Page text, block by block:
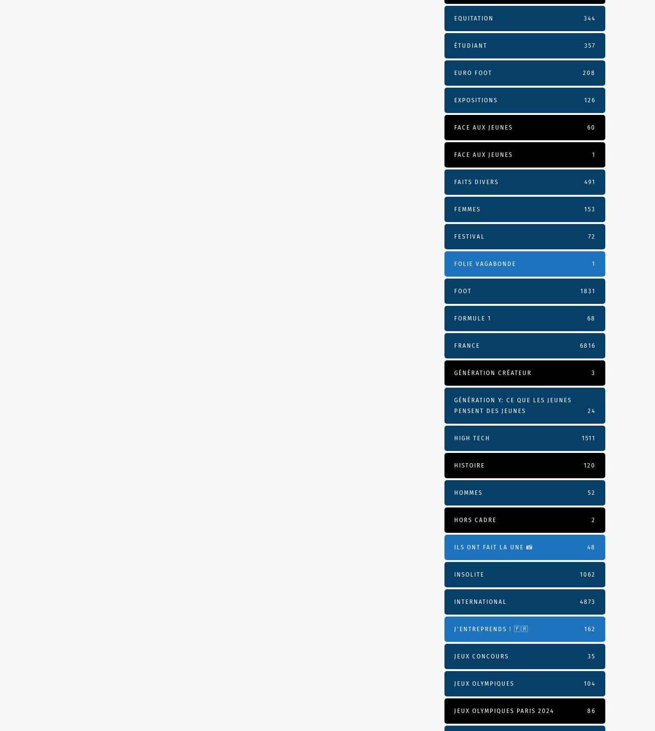
EQUITATION 344
ÉTUDIANT 357
EURO FOOT 208
EXPOSITIONS 126
FACE AUX JEUNES 60
FACE AUX JEUNES 1
FAITS DIVERS 491
FEMMES 153
FESTIVAL 72
FOLIE VAGABONDE 1
FOOT 1831
FORMULE 1 68
FRANCE 6816
GÉNÉRATION CRÉATEUR 3
GÉNÉRATION Y: CE QUE LES JEUNES
PENSENT DES JEUNES
24
HIGH TECH 1511
HISTOIRE 120
HOMMES 52
HORS CADRE 2
ILS ONT FAIT LA UNE 📸 48
INSOLITE 1062
INTERNATIONAL 4873
J'ENTREPRENDS ! 🇫🇷 162
JEUX CONCOURS 35
JEUX OLYMPIQUES 104
JEUX OLYMPIQUES PARIS 2024 86